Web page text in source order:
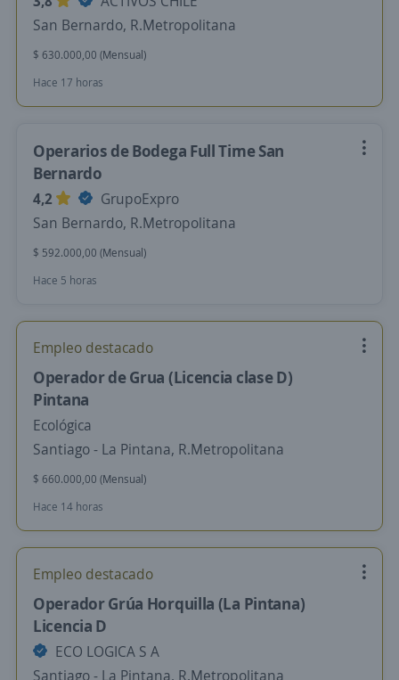
San Bernardo, R.Metropolitana
$ 630.000,00 (Mensual)
Hace 17 horas
Operarios de Bodega Full Time San
Bernardo
4,2
GrupoExpro
San Bernardo, R.Metropolitana
$ 592.000,00 (Mensual)
Hace 5 horas
Empleo destacado
Operador de Grua (Licencia clase D)
Pintana
Ecológica
Santiago - La Pintana, R.Metropolitana
$ 660.000,00 (Mensual)
Hace 14 horas
Empleo destacado
Operador Grúa Horquilla (La Pintana)
Licencia D
ECO LOGICA S A
Santiago - La Pintana, R.Metropolitana